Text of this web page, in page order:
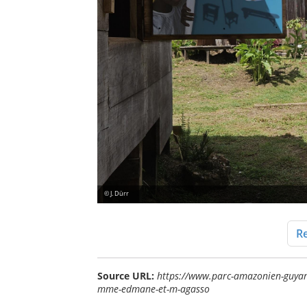
© J. Dürr
Source URL: https://www.parc-amazonien-
mme-edmane-et-m-agasso